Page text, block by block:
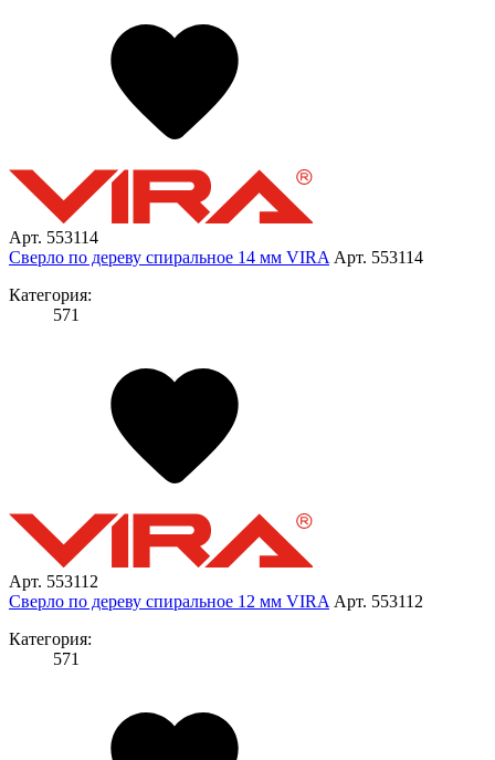
Арт. 553114
Сверло по дереву спиральное 14 мм VIRA Арт. 553114
Категория:
571
Арт. 553112
Сверло по дереву спиральное 12 мм VIRA Арт. 553112
Категория:
571